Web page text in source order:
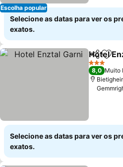
Escolha popular
Selecione as datas para ver os
exatos.
Partilhar
Hotel
3 Estrelas
8,0 Muito
Selecione as datas para ver os
exatos.